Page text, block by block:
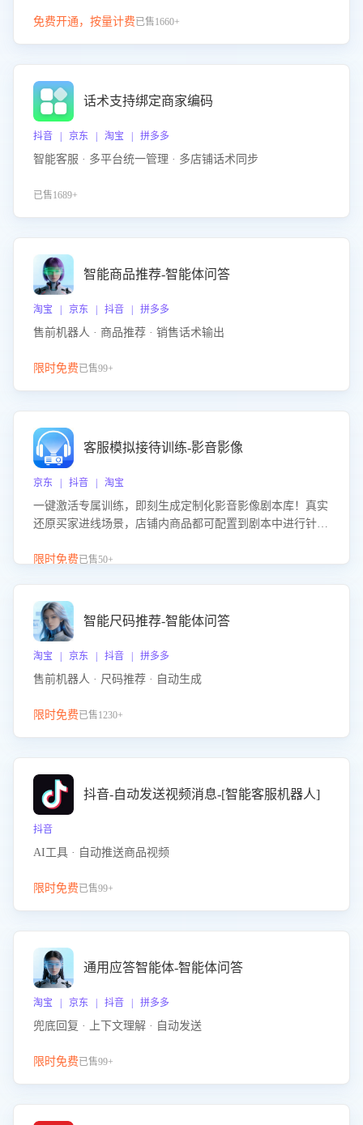
免费开通，按量计费已售1660+
话术支持绑定商家编码
抖音 | 京东 | 淘宝 | 拼多多
智能客服 · 多平台统一管理 · 多店铺话术同步
已售1689+
智能商品推荐-智能体问答
淘宝 | 京东 | 抖音 | 拼多多
售前机器人 · 商品推荐 · 销售话术输出
限时免费已售99+
客服模拟接待训练-影音影像
京东 | 抖音 | 淘宝
一键激活专属训练，即刻生成定制化影音影像剧本库！真实
还原买家进线场景，店铺内商品都可配置到剧本中进行针对
击 “立即开通”，快速获取影音影像类目剧本，一键开启客服
限时免费已售50+
智能尺码推荐-智能体问答
淘宝 | 京东 | 抖音 | 拼多多
售前机器人 · 尺码推荐 · 自动生成
限时免费已售1230+
抖音-自动发送视频消息-[智能客服机器人]
抖音
AI工具 · 自动推送商品视频
限时免费已售99+
通用应答智能体-智能体问答
淘宝 | 京东 | 抖音 | 拼多多
兜底回复 · 上下文理解 · 自动发送
限时免费已售99+